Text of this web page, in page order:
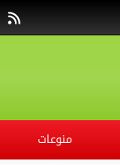
منوعات